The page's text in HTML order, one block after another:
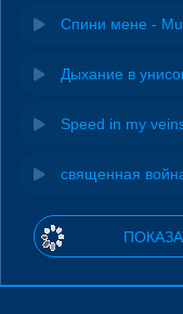
Спини мене -
Дыхание в
Speed in my
священная